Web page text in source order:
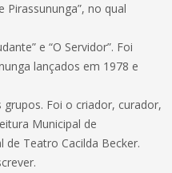
Pirassununga”, no qual
e “O Servidor”. Foi
lançados em 1978 e
Foi o criador, curador,
Municipal de
de Teatro Cacilda Becker.